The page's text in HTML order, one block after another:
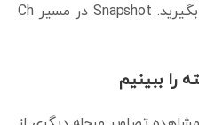
در وضعیت پخش عکس بگیرید. Snapshot در مسیر Ch
را ببینیم